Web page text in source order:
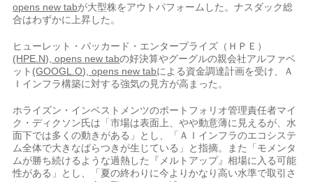
opens new tabが大型株をアウトパフォームした。ナスダック総
合はわずかに上昇した。
ヒューレット・パッカード・エンタープライズ（ＨＰＥ）
(HPE.N), opens new tabの好決算やグーグルの親会社アルファベ
ット (GOOGL.O), opens new tabによる資金調達計画を受け、Ａ
Ｉインフラ構築に対する強気の見方が高まった。
ホライズ​ン・インベストメンツのポートフォリオ管理責任者マイ
ク・ディクソン氏は「市場は表面上、やや動意​薄に見えるが、水
面下では多くの動きがある」とし、「ＡＩインフラのエコシステ
ム全体で大きな⁠ばらつきが生じている」と指摘。また「モメンタ
ムが勝ち続けるような過熱した『メルトアップ』相場に入る可​能
性がある」とし、「夏の終わりに今よりかなり高い水準で取引さ